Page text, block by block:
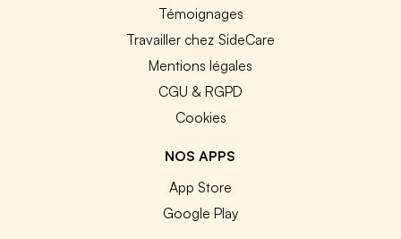
Témoignages
Travailler chez SideCare
Mentions légales
CGU & RGPD
Cookies
NOS APPS
App Store
Google Play